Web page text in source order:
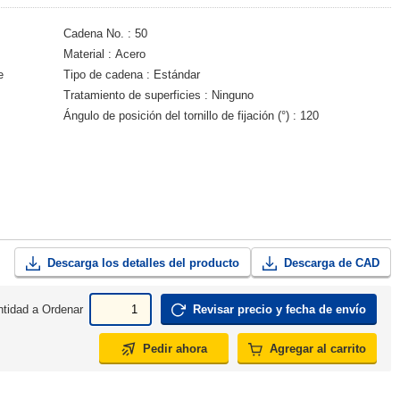
Cadena No.
50
Material
Acero
Tipo de cadena
Estándar
Tratamiento de superficies
Ninguno
Ángulo de posición del tornillo de fijación (°)
120
Descarga los detalles del producto Descarga de CAD
a Ordenar Revisar precio y fecha de envío
Pedir ahora Agregar al carrito